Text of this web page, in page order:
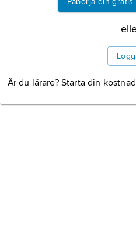
Är du lärare? Starta din